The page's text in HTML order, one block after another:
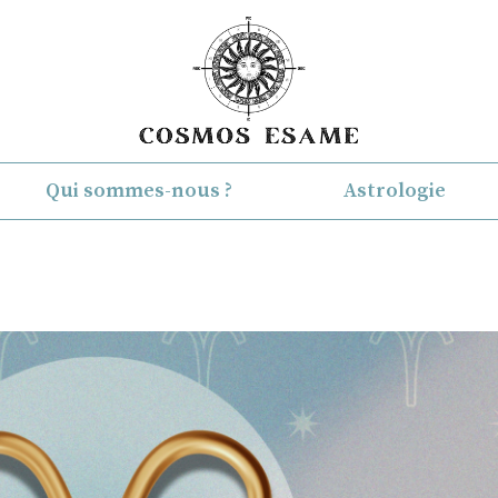
Qui sommes-nous ? Astrologie